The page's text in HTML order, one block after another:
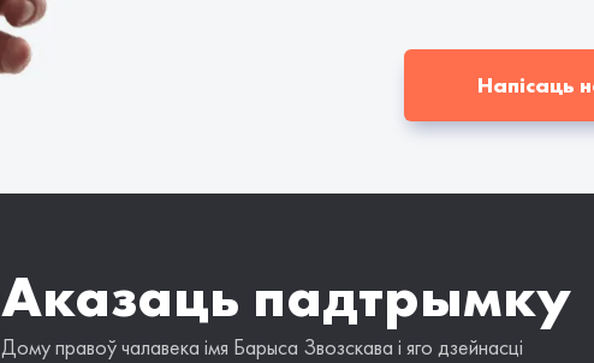
Напісаць
Аказаць падтрымку
Дому правоў чалавека імя Барыса Звозскава і яго дзейнасці